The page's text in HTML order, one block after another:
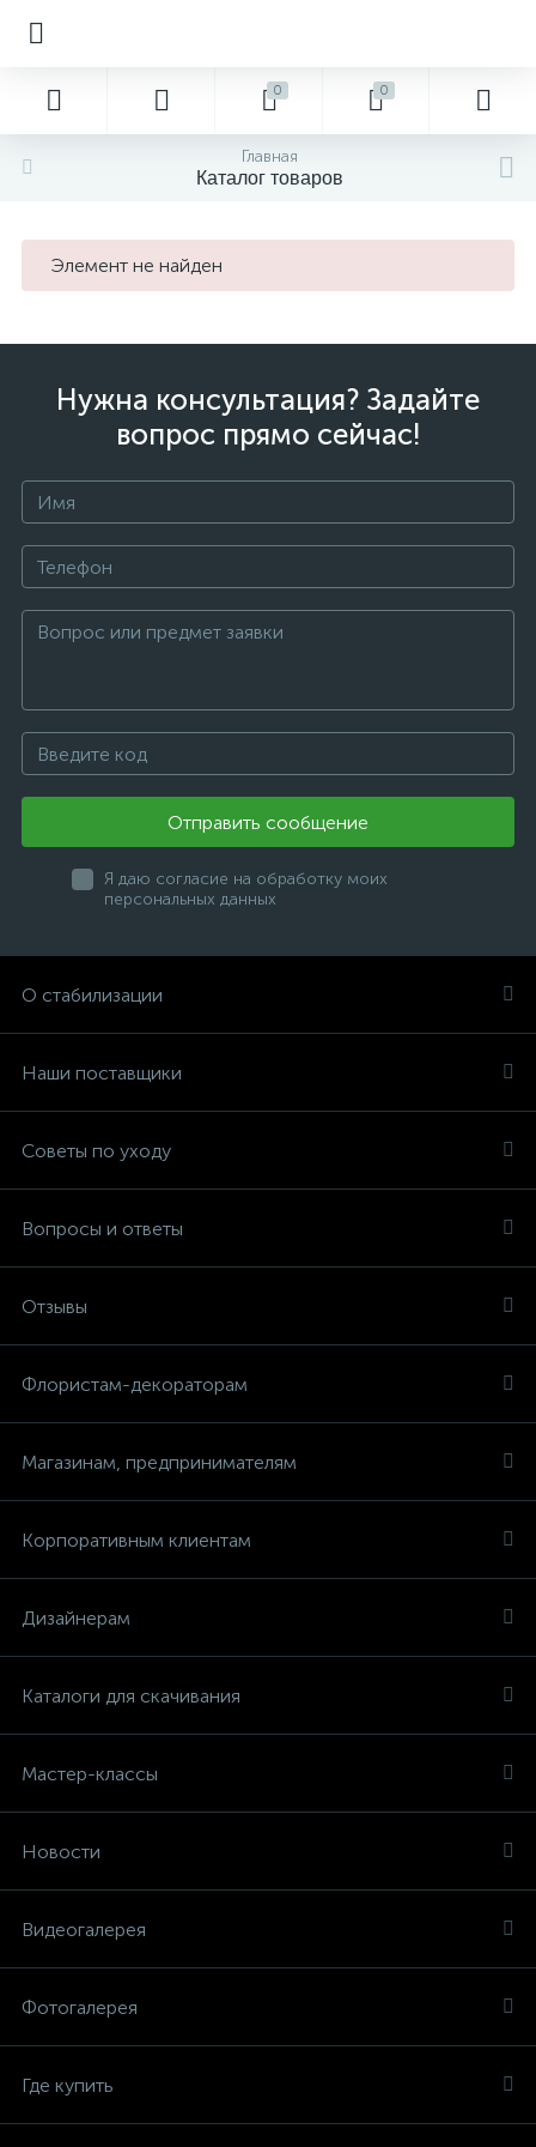
0 0
Главная
Каталог товаров
Элемент не найден
Нужна консультация? Задайте
вопрос прямо сейчас!
Отправить сообщение
Я даю согласие на обработку моих
персональных данных
О стабилизации
Наши поставщики
Советы по уходу
Вопросы и ответы
Отзывы
Флористам-декораторам
Магазинам, предпринимателям
Корпоративным клиентам
Дизайнерам
Каталоги для скачивания
Мастер-классы
Новости
Видеогалерея
Фотогалерея
Где купить